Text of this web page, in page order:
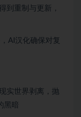
到重制与更新，
AI汉化确保对复
实世界剥离，抛
黑暗